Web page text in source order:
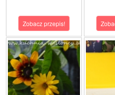
Zobacz przepis!